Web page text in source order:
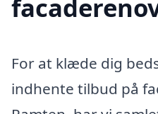
For at klæde dig
indhente tilbud på